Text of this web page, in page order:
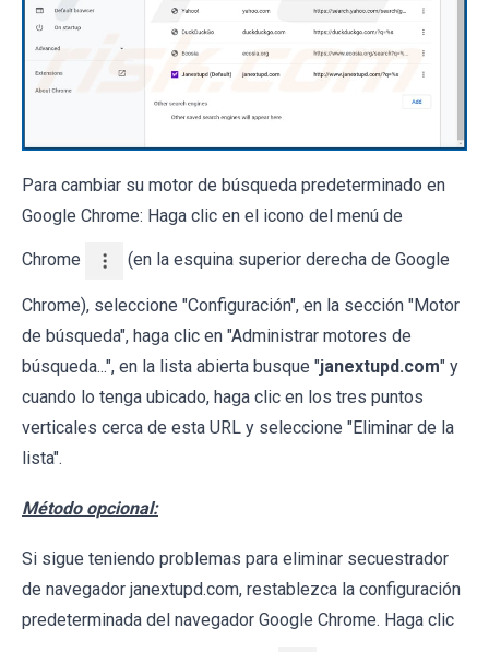
Para cambiar su motor de búsqueda predeterminado en
Google Chrome: Haga clic en el icono del menú de
Chrome (en la esquina superior derecha de Google
Chrome), seleccione "Configuración", en la sección "Motor
de búsqueda", haga clic en "Administrar motores de
búsqueda...", en la lista abierta busque "janextupd.com" y
cuando lo tenga ubicado, haga clic en los tres puntos
verticales cerca de esta URL y seleccione "Eliminar de la
lista".
Método opcional:
Si sigue teniendo problemas para eliminar secuestrador
de navegador janextupd.com, restablezca la configuración
predeterminada del navegador Google Chrome. Haga clic